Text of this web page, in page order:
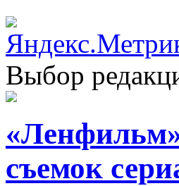
Выбор
съемок